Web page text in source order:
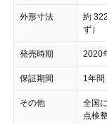
外形寸法
約
ず）
発売時期 2020
保証期間 1年間
その他
全国
点検